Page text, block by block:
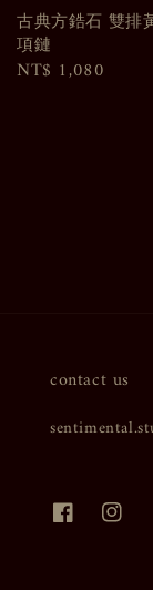
古典方鋯石 雙排
項鏈
Regular
NT$ 1,080
contact us